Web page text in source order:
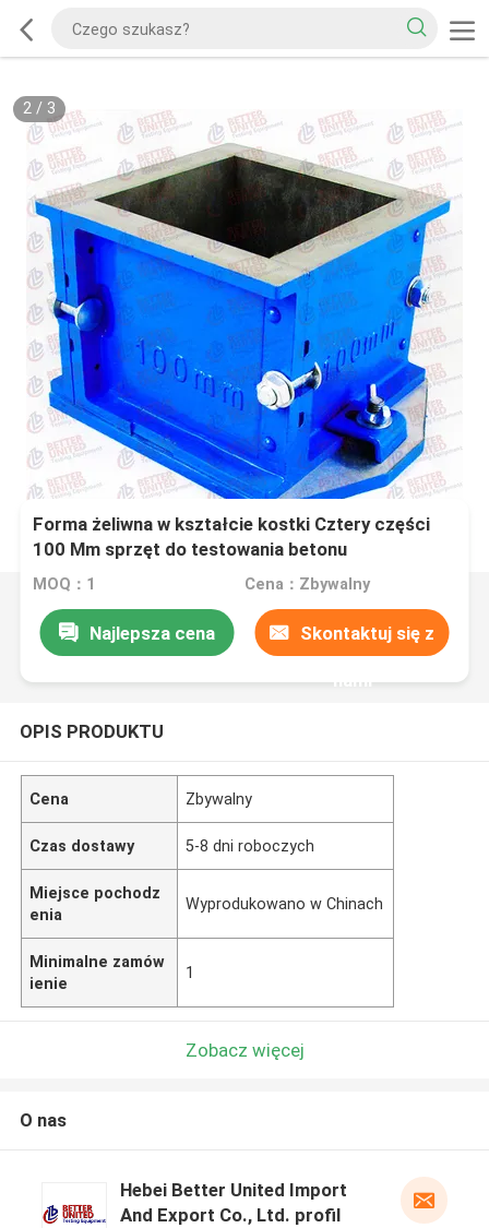
2/ 3
Forma żeliwna w kształcie kostki Cztery części
100 Mm sprzęt do testowania betonu
MOQ：1 Cena：Zbywalny
Najlepsza cena Skontaktuj się z
nami
OPIS PRODUKTU
Cena Zbywalny
Czas dostawy 5-8 dni roboczych
Miejsce pochodz
enia
Wyprodukowano w Chinach
Minimalne zamów
ienie
1
Zobacz więcej
O nas
Hebei Better United Import
And Export Co., Ltd. profil